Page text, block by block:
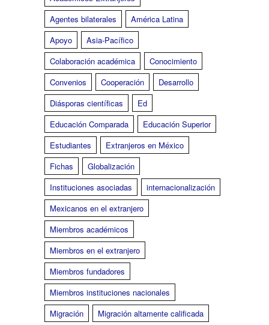
Agentes bilaterales
América Latina
Apoyo
Asia-Pacífico
Colaboración académica
Conocimiento
Convenios
Cooperación
Desarrollo
Diásporas científicas
Ed
Educación Comparada
Educación Superior
Estudiantes
Extranjeros en México
Fichas
Globalización
Instituciones asociadas
internacionalización
Mexicanos en el extranjero
Miembros académicos
Miembros en el extranjero
Miembros fundadores
Miembros instituciones nacionales
Migración
Migración altamente calificada